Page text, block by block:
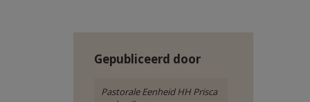
Gepubliceerd door
Pastorale Eenheid HH Prisca